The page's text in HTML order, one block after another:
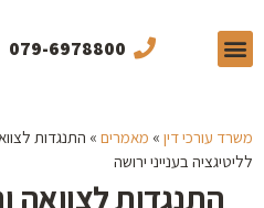
079-6978800
משרד עורכי דין » מאמרים » התנגדות
לליטיגציה בענייני ירושה
התנגדות לצוואה